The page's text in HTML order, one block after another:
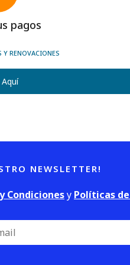
pagos
Y RENOVACIONES
NEWSLETTER!
Condicionesy Políticas